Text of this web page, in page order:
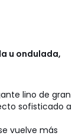
u ondulada,
lino de gran
sofisticado a
vuelve más